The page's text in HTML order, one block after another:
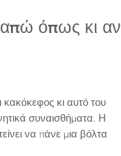
όπως κι αν
κακόκεφος κι αυτό του
συναισθήματα. Η
να πάνε μια βόλτα